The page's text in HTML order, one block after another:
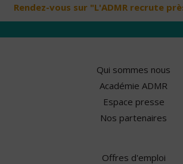
Rendez-vous sur "L'ADMR recrute
Qui sommes nous
Académie ADMR
Espace presse
Nos partenaires
Offres d'emploi